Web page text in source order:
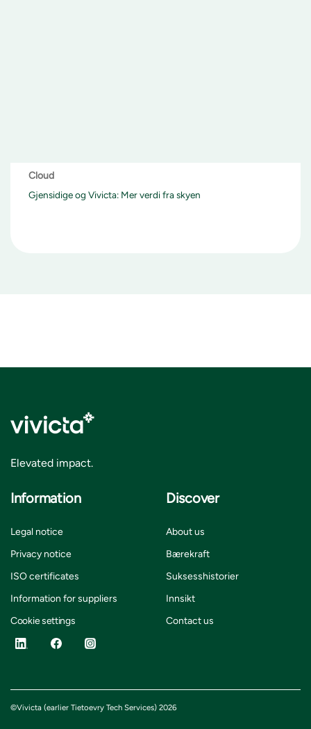
Cloud
Gjensidige og Vivicta: Mer verdi fra skyen
Elevated impact.
Information
Legal notice
Privacy notice
ISO certificates
Information for suppliers
Cookie settings
Discover
About us
Bærekraft
Suksesshistorier
Innsikt
Contact us
©Vivicta (earlier Tietoevry Tech Services) 2026